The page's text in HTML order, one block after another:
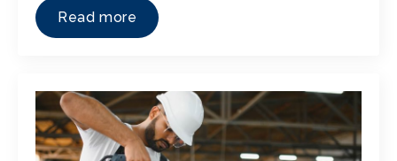
Read more